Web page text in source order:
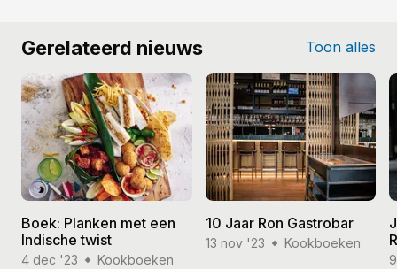
Gerelateerd nieuws Toon alles
Boek: Planken met een
Indische twist
4 dec '23 Kookboeken
10 Jaar Ron Gastrobar
13 nov '23 Kookboeken